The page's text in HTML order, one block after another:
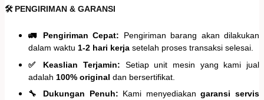
🛠️ PENGIRIMAN & GARANSI
🚛 Pengiriman Cepat: Pengiriman barang akan dilakukan
dalam waktu 1-2 hari kerja setelah proses transaksi selesai.
✅ Keaslian Terjamin: Setiap unit mesin yang kami jual
adalah 100% original dan bersertifikat.
🔧 Dukungan Penuh: Kami menyediakangaransi servis